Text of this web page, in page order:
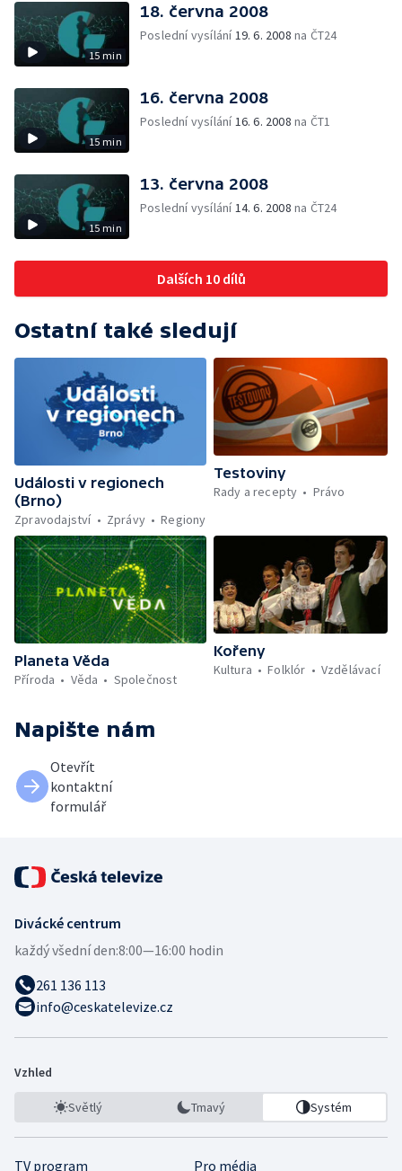
15 min
18. června 2008
Poslední vysílání19. 6. 2008 na ČT24
15 min
16. června 2008
Poslední vysílání16. 6. 2008 na ČT1
15 min
13. června 2008
Poslední vysílání14. 6. 2008 na ČT24
Dalších 10 dílů
Ostatní také sledují
Události v regionech
(Brno)
Zpravodajství
Zprávy Regiony
Testoviny
Rady a recepty
Právo
Planeta Věda
Příroda
Věda Společnost
Kořeny
Kultura
Folklór Vzdělávací
Napište nám
Otevřít
kontaktní
formulář
Divácké centrum
každý všední den:8:00—16:00 hodin
261 136 113
info@ceskatelevize.cz
Vzhled
Světlý Tmavý Systém
TV program Pro média